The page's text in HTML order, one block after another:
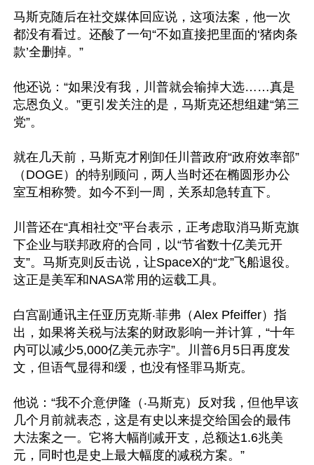
马斯克随后在社交媒体回应说，这项法案，他一次
都没有看过。还酸了一句“不如直接把里面的‘猪肉条
款’全删掉。”
他还说：“如果没有我，川普就会输掉大选……真是
忘恩负义。”更引发关注的是，马斯克还想组建“第三
党”。
就在几天前，马斯克才刚卸任川普政府“政府效率部”
（DOGE）的特别顾问，两人当时还在椭圆形办公
室互相称赞。如今不到一周，关系却急转直下。
川普还在“真相社交”平台表示，正考虑取消马斯克旗
下企业与联邦政府的合同，以“节省数十亿美元开
支”。马斯克则反击说，让SpaceX的“龙”飞船退役。
这正是美军和NASA常用的运载工具。
白宫副通讯主任亚历克斯‧菲弗（Alex Pfeiffer）指
出，如果将关税与法案的财政影响一并计算，“十年
内可以减少5,000亿美元赤字”。川普6月5日再度发
文，但语气显得和缓，也没有怪罪马斯克。
他说：“我不介意伊隆（‧马斯克）反对我，但他早该
几个月前就表态，这是有史以来提交给国会的最伟
大法案之一。它将大幅削减开支，总额达1.6兆美
元，同时也是史上最大幅度的减税方案。”